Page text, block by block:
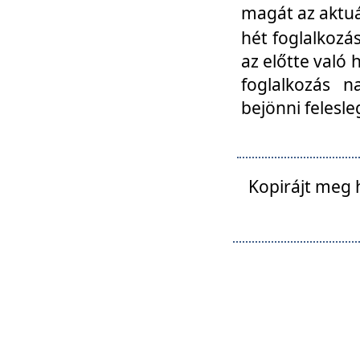
magát az
hét
az előtte való
foglalkozás
bejönni
Kopirájt meg